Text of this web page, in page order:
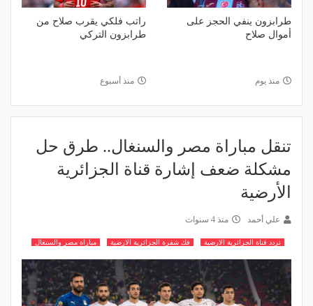
طرابزون ينفي الحجز على
أموال صلاح
منذ يوم
راتب فلكي يقرب صلاح من
طرابزون التركي
منذ أسبوع
تنقل مباراة مصر والسنغال.. طرق حل
مشكلة ضعف إشارة قناة الجزائرية
الأرضية
علي أحمد منذ 4 سنوات
تردد قناة الجزائرية الارضية فك شفرة الجزائرية الارضية مباراة مصر والسنغال